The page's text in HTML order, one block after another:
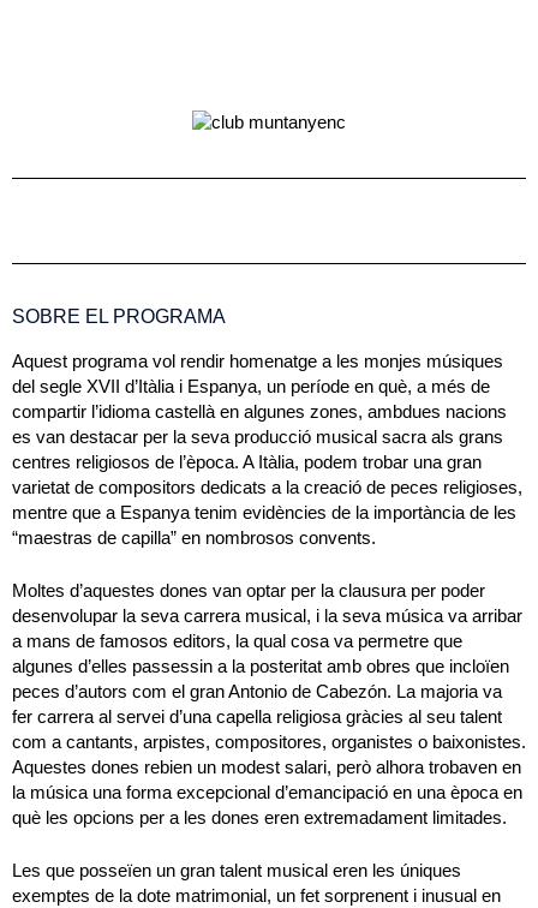
SOBRE EL PROGRAMA
Aquest programa vol rendir homenatge a les monjes músiques
del segle XVII d’Itàlia i Espanya, un període en què, a més de
compartir l’idioma castellà en algunes zones, ambdues nacions
es van destacar per la seva producció musical sacra als grans
centres religiosos de l’època. A Itàlia, podem trobar una gran
varietat de compositors dedicats a la creació de peces religioses,
mentre que a Espanya tenim evidències de la importància de les
“maestras de capilla” en nombrosos convents.
Moltes d’aquestes dones van optar per la clausura per poder
desenvolupar la seva carrera musical, i la seva música va arribar
a mans de famosos editors, la qual cosa va permetre que
algunes d’elles passessin a la posteritat amb obres que incloïen
peces d’autors com el gran Antonio de Cabezón. La majoria va
fer carrera al servei d’una capella religiosa gràcies al seu talent
com a cantants, arpistes, compositores, organistes o baixonistes.
Aquestes dones rebien un modest salari, però alhora trobaven en
la música una forma excepcional d’emancipació en una època en
què les opcions per a les dones eren extremadament limitades.
Les que posseïen un gran talent musical eren les úniques
exemptes de la dote matrimonial, un fet sorprenent i inusual en